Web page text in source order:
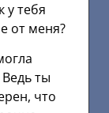
у тебя
от меня?
ты
что